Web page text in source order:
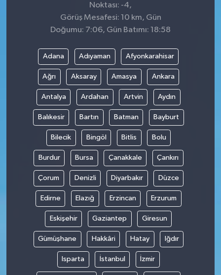
Noktası: -4,
Görüş Mesafesi: 10 km, Gün
Doğumu: 7:06, Gün Batımı: 18:58
Adana Adıyaman Afyonkarahisar
Ağrı Aksaray Amasya Ankara
Antalya Ardahan Artvin Aydın
Balıkesir Bartın Batman Bayburt
Bilecik Bingöl Bitlis Bolu
Burdur Bursa Çanakkale Çankırı
Çorum Denizli Diyarbakır Düzce
Edirne Elazığ Erzincan Erzurum
Eskişehir Gaziantep Giresun
Gümüşhane Hakkâri Hatay Iğdır
Isparta İstanbul İzmir